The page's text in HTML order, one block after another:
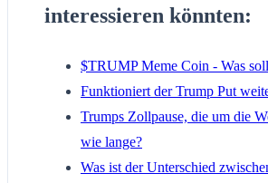
interessieren könnten:
$TRUMP Meme Coin - Was
Funktioniert der Trump Put
Trumps Zollpause, die um die
wie lange?
Was ist der Unterschied